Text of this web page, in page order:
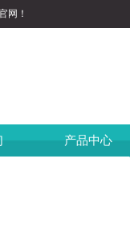
网！
产品中心